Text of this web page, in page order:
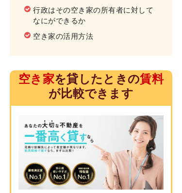
行政はその空き家の所有者に対して
なにができるか
空き家の活用方法
空き家を貸したときの賃料
が比較できます